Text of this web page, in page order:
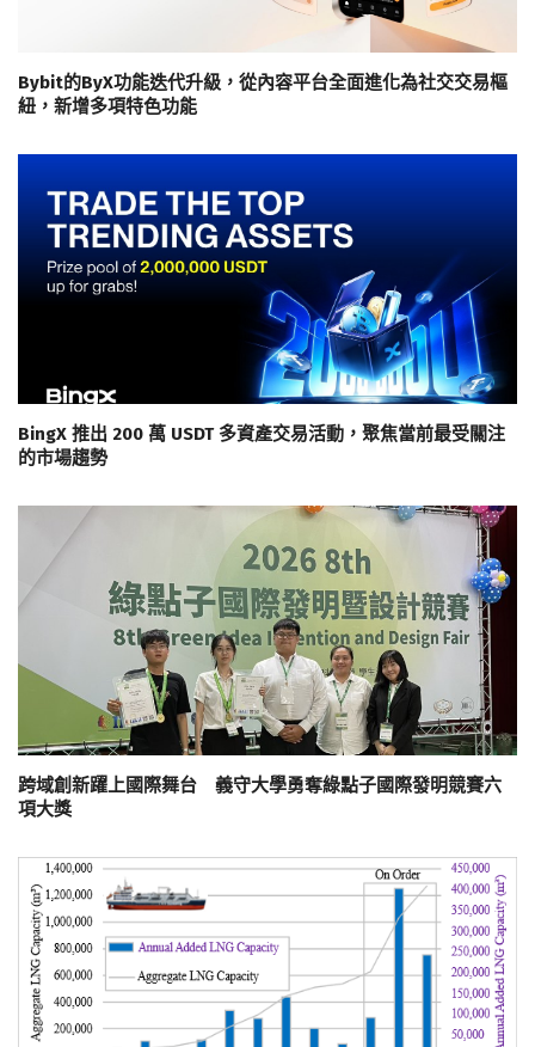
Bybit的ByX功能迭代升級，從內容平台全面進化為社交交易樞
紐，新增多項特色功能
BingX 推出 200 萬 USDT 多資產交易活動，聚焦當前最受關注
的市場趨勢
跨域創新躍上國際舞台 義守大學勇奪綠點子國際發明競賽六
項大獎